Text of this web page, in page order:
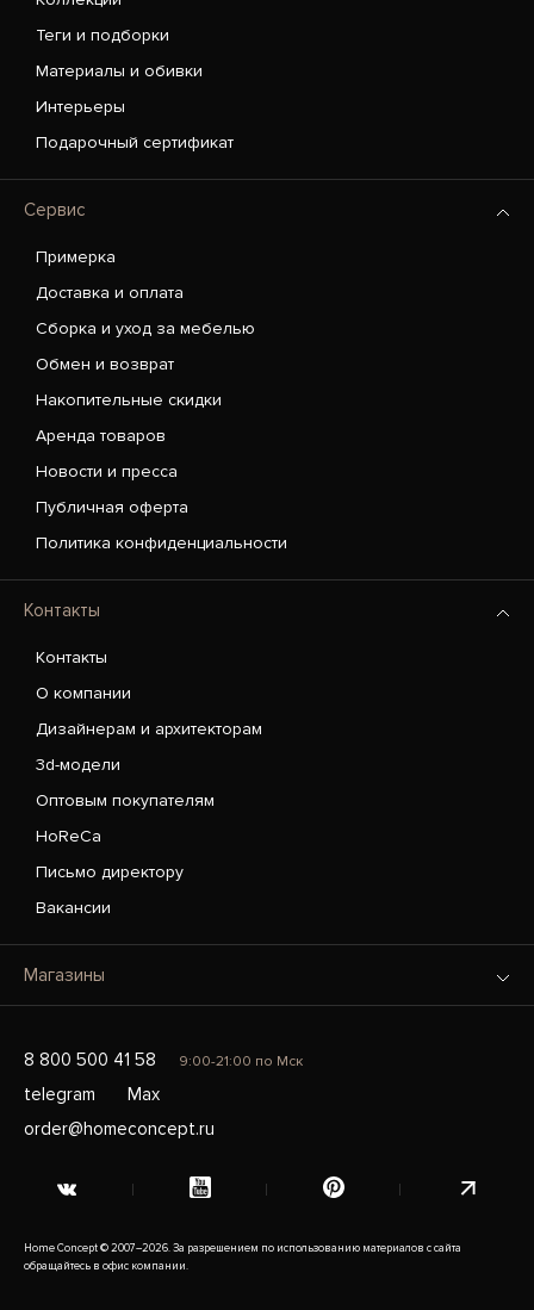
Теги и подборки
Материалы и обивки
Интерьеры
Подарочный сертификат
Сервис
Примерка
Доставка и оплата
Сборка и уход за мебелью
Обмен и возврат
Накопительные скидки
Аренда товаров
Новости и пресса
Публичная оферта
Политика конфиденциальности
Контакты
Контакты
О компании
Дизайнерам и архитекторам
3d-модели
Оптовым покупателям
HoReCa
Письмо директору
Вакансии
Магазины
8 800 500 41 58 9:00-21:00 по Мск
telegram
Max
order@homeconcept.ru
Home Concept © 2007–2026. За разрешением по использованию материалов с сайта
обращайтесь в офис компании.